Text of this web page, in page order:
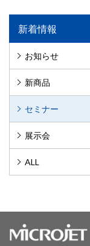
新着情報
お知らせ
新商品
セミナー
展示会
ALL